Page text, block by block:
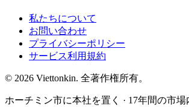
私たちについて
お問い合わせ
プライバシーポリシー
サービス利用規約
© 2026 Viettonkin. 全著作権所有。
ホーチミン市に本社を置く · 17年間の市